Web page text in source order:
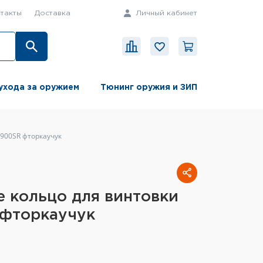
Доставка Личный кабинет
за оружием Тюнинг оружия и ЗИП
фторкаучук
кольцо для винтовки